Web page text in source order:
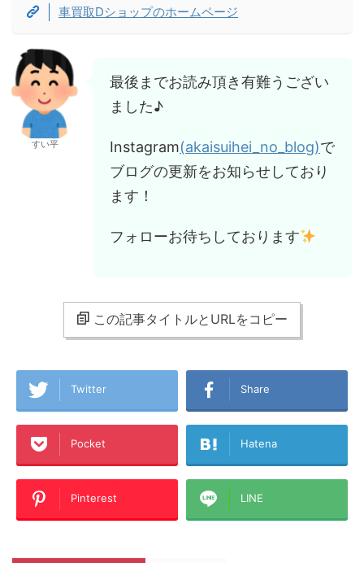
車買取Dショップのホームページ
すい平
最後までお読み頂き有難うござい
ました♪
Instagram(akaisuihei_no_blog)で
ブログの更新をお知らせしており
ます！
フォローお待ちしております
この記事タイトルとURLをコピー
Twitter Share
Pocket Hatena
Pinterest LINE